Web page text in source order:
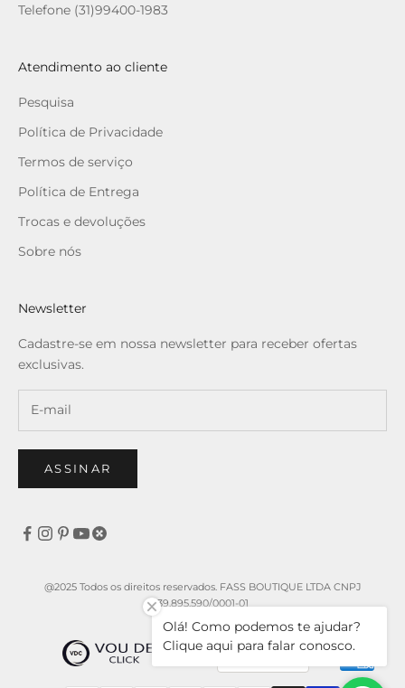
Telefone (31)99400-1983
Atendimento ao cliente
Pesquisa
Política de Privacidade
Termos de serviço
Política de Entrega
Trocas e devoluções
Sobre nós
Newsletter
Cadastre-se em nossa newsletter para receber ofertas
exclusivas.
ASSINAR
@2025 Todos os direitos reservados. FASS BOUTIQUE LTDA CNPJ
39.895.590/0001-01
Olá! Como podemos te ajudar?
Clique aqui para falar conosco.